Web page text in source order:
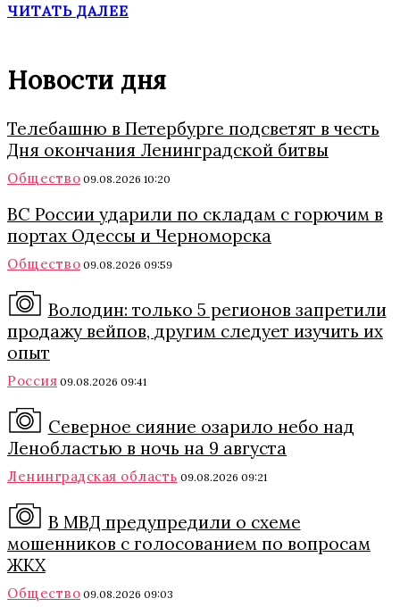
ЧИТАТЬ ДАЛЕЕ
Новости дня
Телебашню в Петербурге подсветят в честь
Дня окончания Ленинградской битвы
Общество 09.08.2026 10:20
ВС России ударили по складам с горючим в
портах Одессы и Черноморска
Общество 09.08.2026 09:59
Володин: только 5 регионов запретили
продажу вейпов, другим следует изучить их
опыт
Россия 09.08.2026 09:41
Северное сияние озарило небо над
Ленобластью в ночь на 9 августа
Ленинградская область 09.08.2026 09:21
В МВД предупредили о схеме
мошенников с голосованием по вопросам
ЖКХ
Общество 09.08.2026 09:03